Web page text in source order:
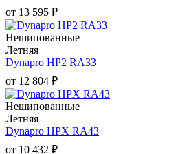
от 13 595 ₽
Нешипованные
Летняя
Dynapro HP2 RA33
от 12 804 ₽
Нешипованные
Летняя
Dynapro HPX RA43
от 10 432 ₽